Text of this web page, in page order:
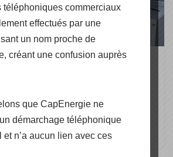
SUNBOX
téléphoniques commerciaux
effectués par une
un nom proche de
créant une confusion auprès
que CapEnergie ne
démarchage téléphonique
et n’a aucun lien avec ces